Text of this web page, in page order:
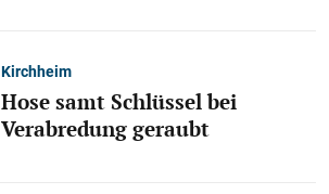
Kirchheim
Hose samt Schlüssel bei
Verabredung geraubt